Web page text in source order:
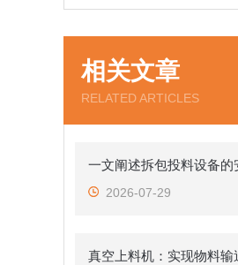
相关文章
RELATED ARTICLES
2026-07-29